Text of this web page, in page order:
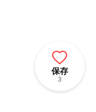
保存
3